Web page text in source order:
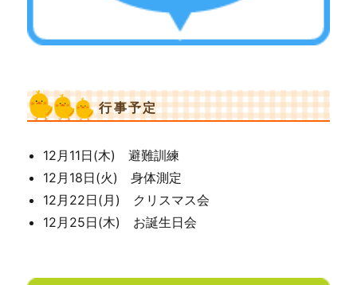
行事予定
12月11日(木) 避難訓練
12月18日(火) 身体測定
12月22日(月) クリスマス会
12月25日(木) お誕生日会